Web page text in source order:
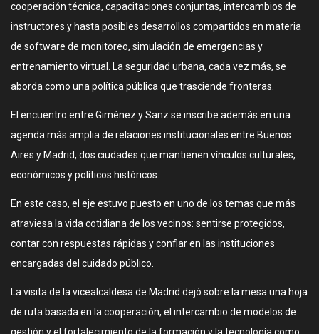
cooperación técnica, capacitaciones conjuntas, intercambios de
instructores y hasta posibles desarrollos compartidos en materia
de software de monitoreo, simulación de emergencias y
entrenamiento virtual. La seguridad urbana, cada vez más, se
aborda como una política pública que trasciende fronteras.
El encuentro entre Giménez y Sanz se inscribe además en una
agenda más amplia de relaciones institucionales entre Buenos
Aires y Madrid, dos ciudades que mantienen vínculos culturales,
económicos y políticos históricos.
En este caso, el eje estuvo puesto en uno de los temas que más
atraviesa la vida cotidiana de los vecinos: sentirse protegidos,
contar con respuestas rápidas y confiar en las instituciones
encargadas del cuidado público.
La visita de la vicealcaldesa de Madrid dejó sobre la mesa una hoja
de ruta basada en la cooperación, el intercambio de modelos de